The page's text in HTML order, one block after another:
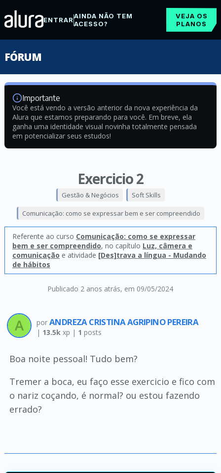
ENTRARAINDA NÃO TEM
ACESSO?
VEJA OS
PLANOS
FÓRUM
Importante
Você está vendo a versão anterior da nova experiência da
Alura que estamos preparando para você. Em breve, ela
ganha uma identidade visual novinha totalmente pensada
em potencializar seus estudos!
Exercicio 2
Publicado 2 anos atrás, em 09/05/2024
Gestão & Negócios Soft Skills
Comunicação: como se expressar bem e ser compreendido
Referente ao curso Comunicação: como se expressar
bem e ser compreendido, no capítulo Luz, câmera e
comunicação e atividade [Des]trava a língua - Mudando
de hábitos
por ANDREZA CRISTINA AGRIPINO PEREIRA
| 13.5kxp | 1 posts
Boa noite pessoal! Tudo bem?
Tremer a boca, eu faço esse exercicio e fico com
o nariz coçando, é normal? ou estou fazendo
errado?